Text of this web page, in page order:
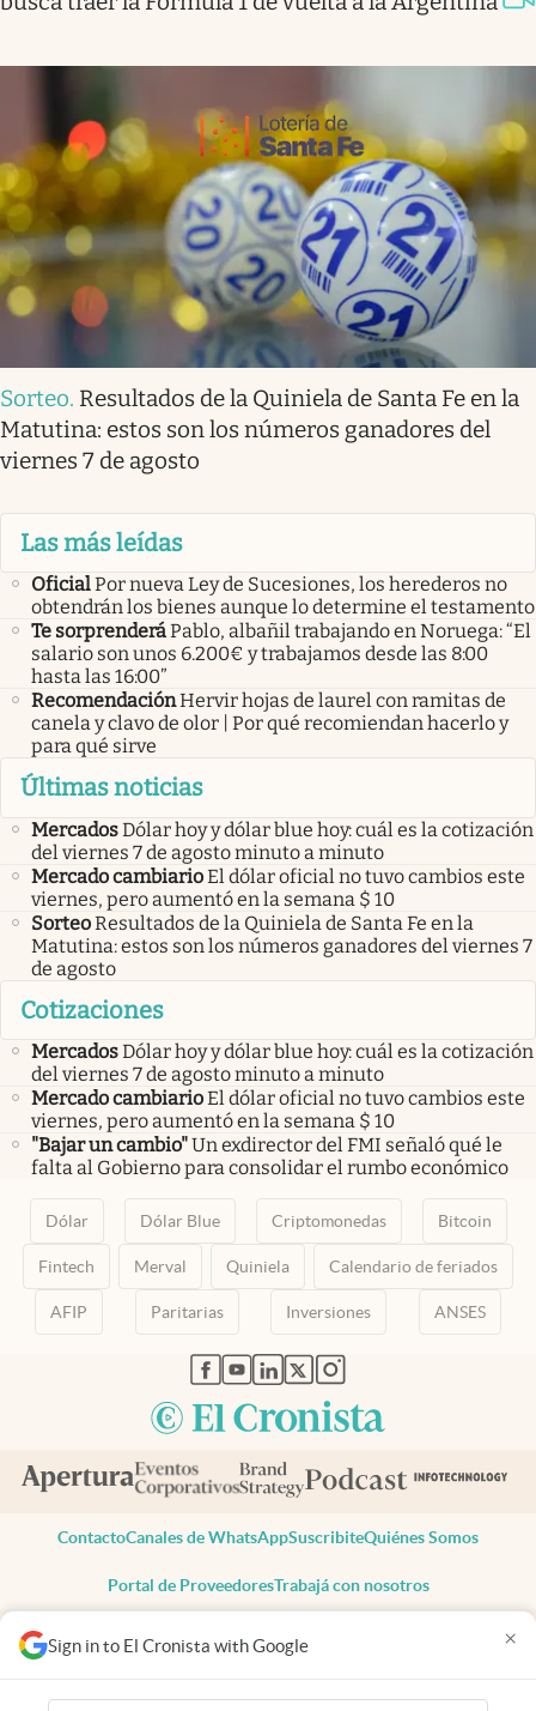
Sign in to El Cronista with Google ×
Sorteo. Resultados de la Quiniela de Santa Fe en la
Matutina: estos son los números ganadores del
viernes 7 de agosto
Las más leídas
OficialPor nueva Ley de Sucesiones, los herederos no
obtendrán los bienes aunque lo determine el testamento
Te sorprenderáPablo, albañil trabajando en Noruega: “El
salario son unos 6.200€ y trabajamos desde las 8:00
hasta las 16:00”
RecomendaciónHervir hojas de laurel con ramitas de
canela y clavo de olor | Por qué recomiendan hacerlo y
para qué sirve
Últimas noticias
MercadosDólar hoy y dólar blue hoy: cuál es la cotización
del viernes 7 de agosto minuto a minuto
Mercado cambiarioEl dólar oficial no tuvo cambios este
viernes, pero aumentó en la semana $ 10
SorteoResultados de la Quiniela de Santa Fe en la
Matutina: estos son los números ganadores del viernes 7
de agosto
Cotizaciones
MercadosDólar hoy y dólar blue hoy: cuál es la cotización
del viernes 7 de agosto minuto a minuto
Mercado cambiarioEl dólar oficial no tuvo cambios este
viernes, pero aumentó en la semana $ 10
"Bajar un cambio"Un exdirector del FMI señaló qué le
falta al Gobierno para consolidar el rumbo económico
Dólar Dólar Blue Criptomonedas Bitcoin
Fintech Merval Quiniela Calendario de feriados
AFIP Paritarias Inversiones ANSES
abre en nueva pestaña
abre en nueva pestaña
abre en nueva pestaña
abre en nueva pestaña
abre en nueva pestaña
ContactoCanales de WhatsAppSuscribiteQuiénes Somos
Portal de ProveedoresTrabajá con nosotros
Todos los derechos reservados
Privacidad